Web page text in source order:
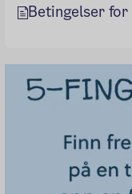
Betingelser